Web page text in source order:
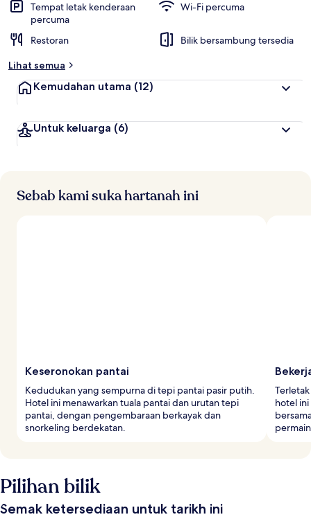
Tempat letak kenderaan
percuma
Wi-Fi percuma
Restoran
Bilik bersambung tersedia
Lihat semua
Kemudahan utama (12)
Untuk keluarga (6)
Sebab kami suka hartanah ini
Keseronokan pantai
Kedudukan yang sempurna di tepi pantai pasir putih.
Hotel ini menawarkan tuala pantai dan urutan tepi
pantai, dengan pengembaraan berkayak dan
snorkeling berdekatan.
hotel
Pilihan bilik
Semak ketersediaan untuk tarikh ini